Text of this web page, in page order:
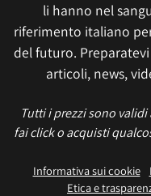
li hanno nel
riferimento italiano
del futuro.
articoli, news,
Tutti i prezzi sono
fai click o acquisti
Informativa sui cookie
Etica e